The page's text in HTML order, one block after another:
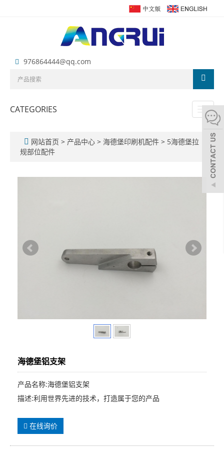
976864444@qq.com
Toggle
CATEGORIES
网站首页 > 产品中心 > 海德堡印刷机配件 > 5海德堡拉
规部位配件
海德堡铝支架
产品名称:海德堡铝支架
描述:利用世界先进的技术，打造属于您的产品
在线询价